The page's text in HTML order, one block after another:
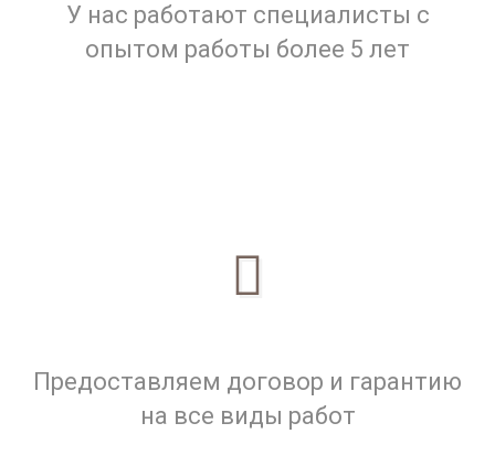
У нас работают специалисты с
опытом работы более 5 лет
Предоставляем договор и гарантию
на все виды работ